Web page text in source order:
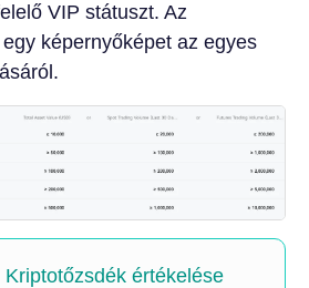
VIP státuszt. Az
képernyőképet az egyes
Kriptotőzsdék értékelése